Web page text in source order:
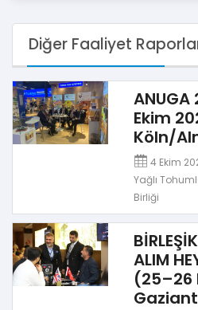
Diğer Faaliyet
ANUGA
Ekim
Köln/
4 Ekim
Yağlı
Birliği
ALIM
(25–26